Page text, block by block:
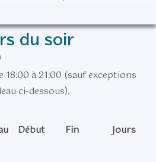
du soir
à 21:00 (sauf exceptions
ci-dessous).
Début Fin Jours